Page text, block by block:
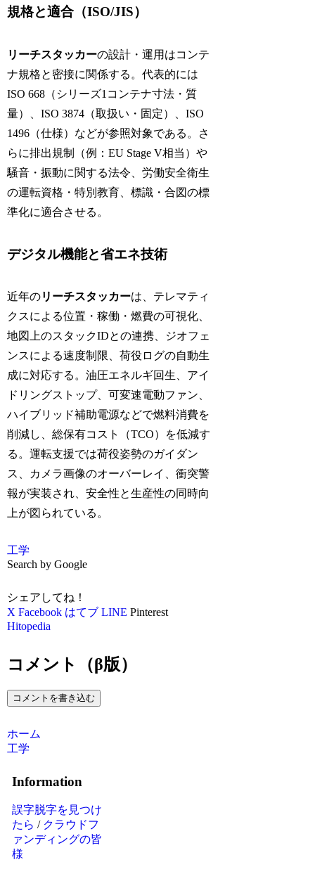
規格と適合（ISO/JIS）
リーチスタッカーの設計・運用はコンテ
ナ規格と密接に関係する。代表的には
ISO 668（シリーズ1コンテナ寸法・質
量）、ISO 3874（取扱い・固定）、ISO
1496（仕様）などが参照対象である。さ
らに排出規制（例：EU Stage V相当）や
騒音・振動に関する法令、労働安全衛生
の運転資格・特別教育、標識・合図の標
準化に適合させる。
デジタル機能と省エネ技術
近年のリーチスタッカーは、テレマティ
クスによる位置・稼働・燃費の可視化、
地図上のスタックIDとの連携、ジオフェ
ンスによる速度制限、荷役ログの自動生
成に対応する。油圧エネルギ回生、アイ
ドリングストップ、可変速電動ファン、
ハイブリッド補助電源などで燃料消費を
削減し、総保有コスト（TCO）を低減す
る。運転支援では荷役姿勢のガイダン
ス、カメラ画像のオーバーレイ、衝突警
報が実装され、安全性と生産性の同時向
上が図られている。
工学
Search by Google
シェアしてね！
X Facebook はてブ LINE Pinterest
Hitopedia
コメント（β版）
コメントを書き込む
ホーム
工学
Information
誤字脱字を見つけ
たら / クラウドフ
ァンディングの皆
様